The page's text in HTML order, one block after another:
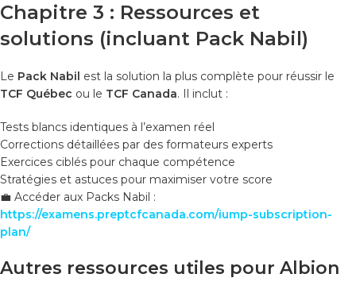
Chapitre 3 : Ressources et
solutions (incluant Pack Nabil)
Le Pack Nabil est la solution la plus complète pour réussir le
TCF Québec ou le TCF Canada. Il inclut :
Tests blancs identiques à l’examen réel
Corrections détaillées par des formateurs experts
Exercices ciblés pour chaque compétence
Stratégies et astuces pour maximiser votre score
💼 Accéder aux Packs Nabil :
https://examens.preptcfcanada.com/iump-subscription-
plan/
Autres ressources utiles pour Albion